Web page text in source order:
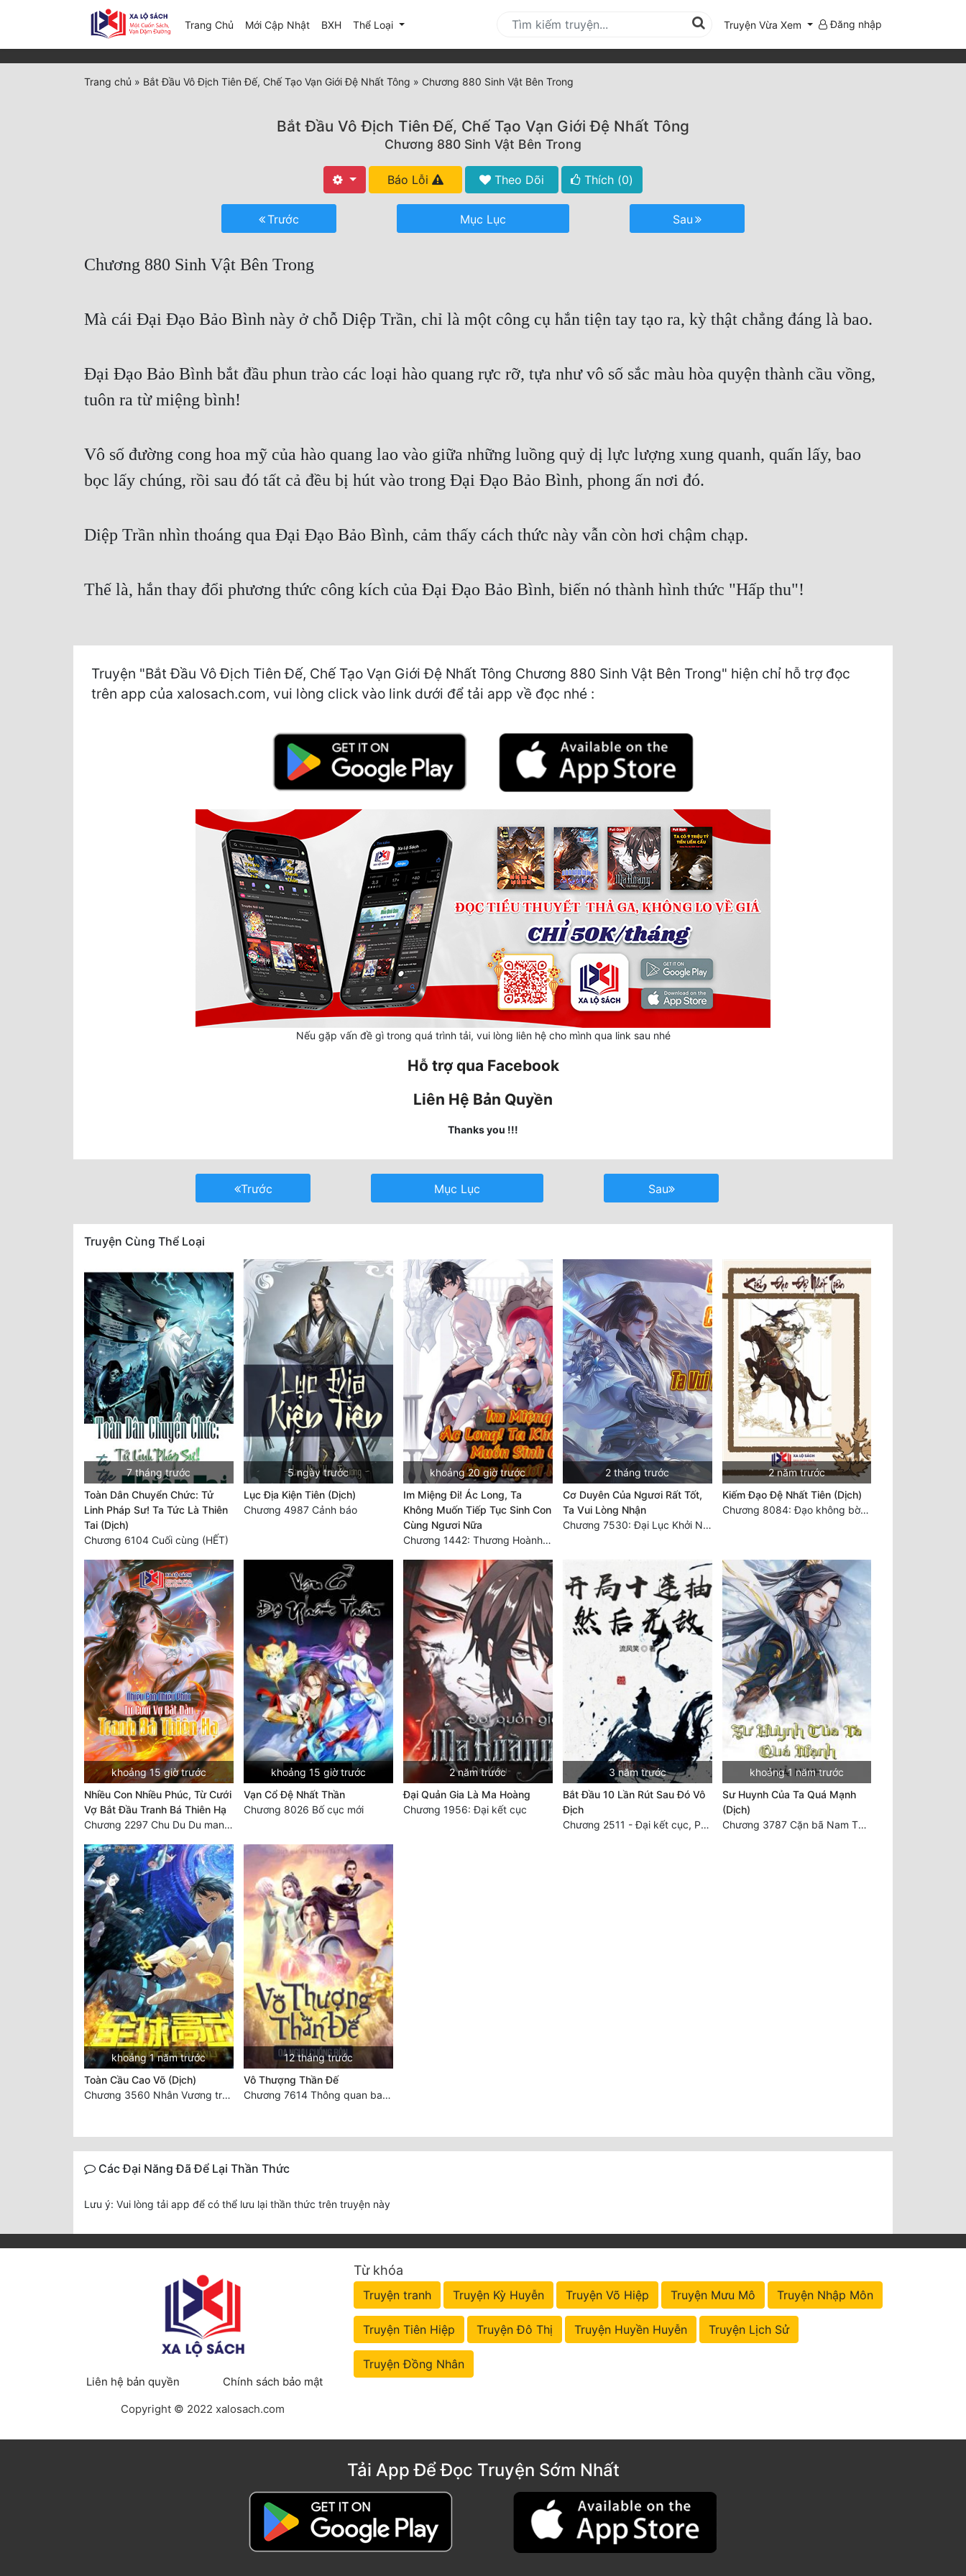
Trang Chủ Mới Cập Nhật(current)
BXH Thể Loại Truyện Vừa Xem Đăng nhập
Trang chủ » Bắt Đầu Vô Địch Tiên Đế, Chế Tạo Vạn Giới Đệ Nhất Tông » Chương 880 Sinh Vật Bên Trong
Bắt Đầu Vô Địch Tiên Đế, Chế Tạo Vạn Giới Đệ Nhất Tông
Chương 880 Sinh Vật Bên Trong
Báo Lỗi Theo Dõi Thích (0)
Trước Mục Lục Sau
Chương 880 Sinh Vật Bên Trong
Mà cái Đại Đạo Bảo Bình này ở chỗ Diệp Trần, chỉ là một công cụ hắn tiện tay tạo ra, kỳ thật chẳng đáng là bao.
Đại Đạo Bảo Bình bắt đầu phun trào các loại hào quang rực rỡ, tựa như vô số sắc màu hòa quyện thành cầu vồng,
tuôn ra từ miệng bình!
Vô số đường cong hoa mỹ của hào quang lao vào giữa những luồng quỷ dị lực lượng xung quanh, quấn lấy, bao
bọc lấy chúng, rồi sau đó tất cả đều bị hút vào trong Đại Đạo Bảo Bình, phong ấn nơi đó.
Diệp Trần nhìn thoáng qua Đại Đạo Bảo Bình, cảm thấy cách thức này vẫn còn hơi chậm chạp.
Thế là, hắn thay đổi phương thức công kích của Đại Đạo Bảo Bình, biến nó thành hình thức "Hấp thu"!
Truyện "Bắt Đầu Vô Địch Tiên Đế, Chế Tạo Vạn Giới Đệ Nhất Tông Chương 880 Sinh Vật Bên Trong" hiện chỉ hỗ trợ đọc
trên app của xalosach.com, vui lòng click vào link dưới để tải app về đọc nhé :
Nếu gặp vấn đề gì trong quá trình tải, vui lòng liên hệ cho mình qua link sau nhé
Hỗ trợ qua Facebook
Liên Hệ Bản Quyền
Thanks you !!!
Trước Mục Lục Sau
Truyện Cùng Thể Loại
7 tháng trước
Toàn Dân Chuyển Chức: Tử
Linh Pháp Sư! Ta Tức Là Thiên
Tai (Dịch)
Chương 6104 Cuối cùng (HẾT)
5 ngày trước
Lục Địa Kiện Tiên (Dịch)
Chương 4987 Cảnh báo
khoảng 20 giờ trước
Im Miệng Đi! Ác Long, Ta
Không Muốn Tiếp Tục Sinh Con
Cùng Ngươi Nữa
Chương 1442: Thương Hoành Vạn Vật (9)
2 tháng trước
Cơ Duyên Của Ngươi Rất Tốt,
Ta Vui Lòng Nhận
Chương 7530: Đại Lục Khởi Nguyên – Kiến Thành 71
2 năm trước
Kiếm Đạo Đệ Nhất Tiên (Dịch)
Chương 8084: Đạo không bờ bến (Đại kết cục) (10)
khoảng 15 giờ trước
Nhiều Con Nhiều Phúc, Từ Cưới
Vợ Bắt Đầu Tranh Bá Thiên Hạ
Chương 2297 Chu Du Du mang thai
khoảng 15 giờ trước
Vạn Cổ Đệ Nhất Thần
Chương 8026 Bố cục mới
2 năm trước
Đại Quản Gia Là Ma Hoàng
Chương 1956: Đại kết cục
3 năm trước
Bắt Đầu 10 Lần Rút Sau Đó Vô
Địch
Chương 2511 - Đại kết cục, Phiên ngoại thiên: Chư thiên quy nhất giới, vĩnh hằng thế giới. Hết!
khoảng 1 năm trước
Sư Huynh Của Ta Quá Mạnh
(Dịch)
Chương 3787 Cặn bã Nam Thiên Đạo
khoảng 1 năm trước
Toàn Cầu Cao Võ (Dịch)
Chương 3560 Nhân Vương trở về - END
12 tháng trước
Vô Thượng Thần Đế
Chương 7614 Thông quan ban thưởng, Ngục Hải Yên Thần Quang
Các Đại Năng Đã Để Lại Thần Thức
Lưu ý: Vui lòng tải app để có thể lưu lại thần thức trên truyện này
Liên hệ bản quyền
Chính sách bảo mật
Copyright © 2022 xalosach.com
Từ khóa
Truyện tranh Truyện Kỳ Huyễn Truyện Võ Hiệp Truyện Mưu Mô Truyện Nhập Môn
Truyện Tiên Hiệp Truyện Đô Thị Truyện Huyền Huyễn Truyện Lịch Sử
Truyện Đồng Nhân
Tải App Để Đọc Truyện Sớm Nhất